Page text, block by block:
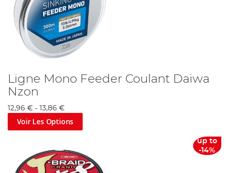
Ligne Mono Feeder Coulant Daiwa
Nzon
12,96 € - 13,86 €
Voir Les Options
up to
-14%